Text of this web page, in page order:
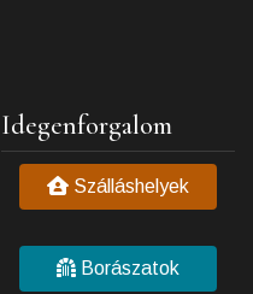
Idegenforgalom
Szálláshelyek
Borászatok